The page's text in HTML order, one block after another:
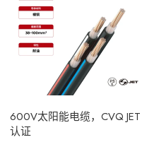
600V太阳能电缆，CVQ JET
认证